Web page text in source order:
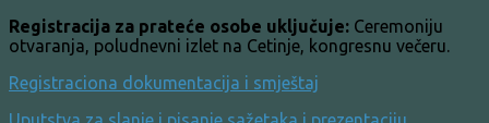
Registracija za prateće osobe uključuje: Ceremoniju
otvaranja, poludnevni izlet na Cetinje, kongresnu večeru.
Registraciona dokumentacija i smještaj